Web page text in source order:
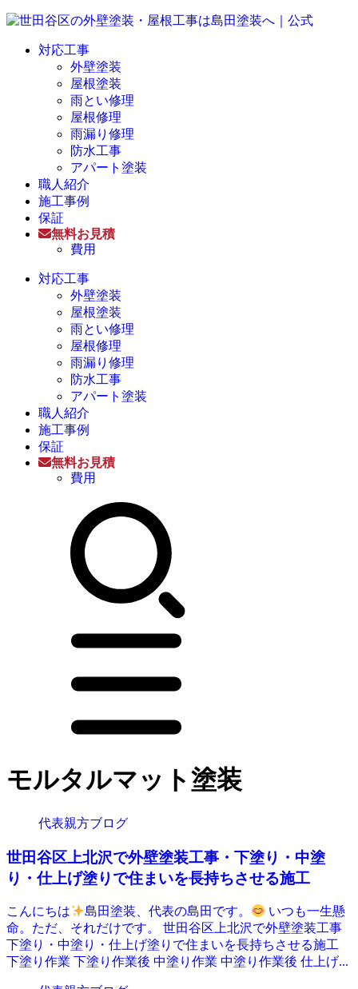
対応工事
外壁塗装
屋根塗装
雨とい修理
屋根修理
雨漏り修理
防水工事
アパート塗装
職人紹介
施工事例
保証
無料お見積
費用
対応工事
外壁塗装
屋根塗装
雨とい修理
屋根修理
雨漏り修理
防水工事
アパート塗装
職人紹介
施工事例
保証
無料お見積
費用
モルタルマット塗装
代表親方ブログ
世田谷区上北沢で外壁塗装工事・下塗り・中塗
り・仕上げ塗りで住まいを長持ちさせる施工
こんにちは 島田塗装、代表の島田です。
いつも一生懸
命。ただ、それだけです。 世田谷区上北沢で外壁塗装工事
下塗り・中塗り・仕上げ塗りで住まいを長持ちさせる施工
下塗り作業 下塗り作業後 中塗り作業 中塗り作業後 仕上げ...